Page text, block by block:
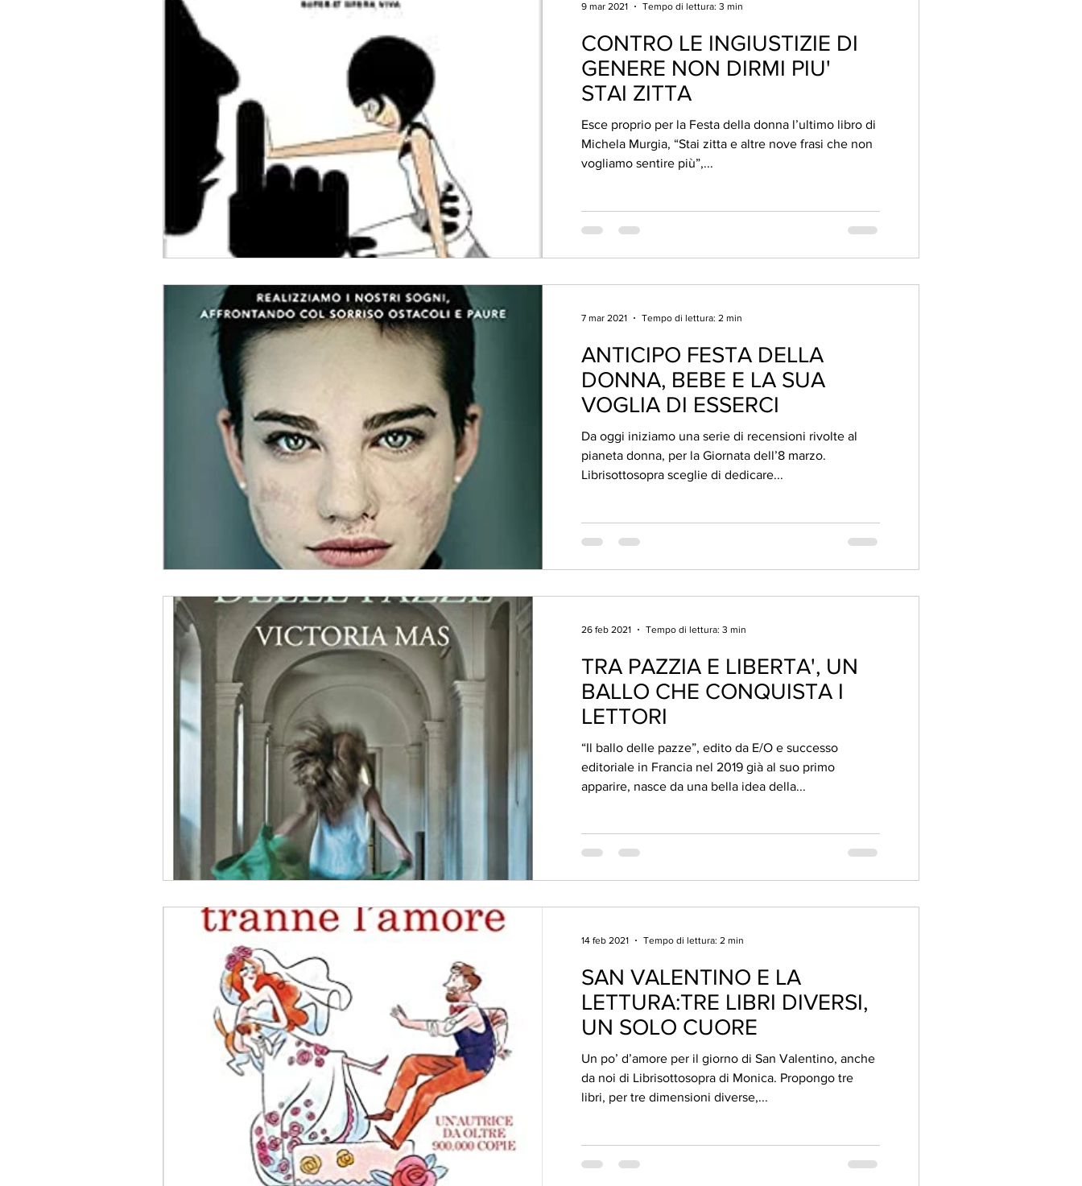
CONTRO LE INGIUSTIZIE DI
GENERE NON DIRMI PIU'
STAI ZITTA
Esce proprio per la Festa della donna l’ultimo libro di
Michela Murgia, “Stai zitta e altre nove frasi che non
vogliamo sentire più”,...
9 mar 2021 Tempo di lettura: 3 min
ANTICIPO FESTA DELLA
DONNA, BEBE E LA SUA
VOGLIA DI ESSERCI
Da oggi iniziamo una serie di recensioni rivolte al
pianeta donna, per la Giornata dell’8 marzo.
Librisottosopra sceglie di dedicare...
7 mar 2021 Tempo di lettura: 2 min
TRA PAZZIA E LIBERTA', UN
BALLO CHE CONQUISTA I
LETTORI
“Il ballo delle pazze”, edito da E/O e successo
editoriale in Francia nel 2019 già al suo primo
apparire, nasce da una bella idea della...
26 feb 2021 Tempo di lettura: 3 min
SAN VALENTINO E LA
LETTURA:TRE LIBRI DIVERSI,
UN SOLO CUORE
Un po’ d’amore per il giorno di San Valentino, anche
da noi di Librisottosopra di Monica. Propongo tre
libri, per tre dimensioni diverse,...
14 feb 2021 Tempo di lettura: 2 min